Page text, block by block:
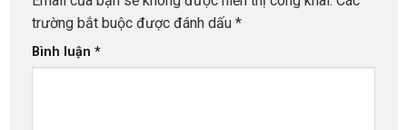
trường bắt buộc được đánh dấu *
Bình luận *